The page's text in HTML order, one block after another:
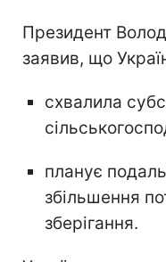
Президент
заявив, що
схвалила
планує
збільшення
зберігання.